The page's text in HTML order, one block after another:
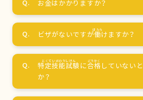
お金はかかりますか？
ビザがないですが働けますか？
特定技能試験に合格 していないと
か？